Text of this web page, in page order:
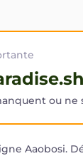
ou ne
Aaobosi.